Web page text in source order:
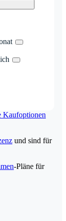
Kaufoptionen
und sind für
-Pläne für